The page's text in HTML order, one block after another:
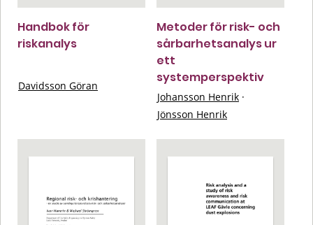
Handbok för
riskanalys
Davidsson Göran
Metoder för risk- och
sårbarhetsanalys ur
ett
systemperspektiv
Johansson Henrik ·
Jönsson Henrik